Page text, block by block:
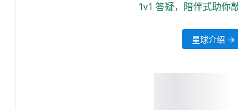
1v1 答疑，陪伴式助你
星球介绍 →